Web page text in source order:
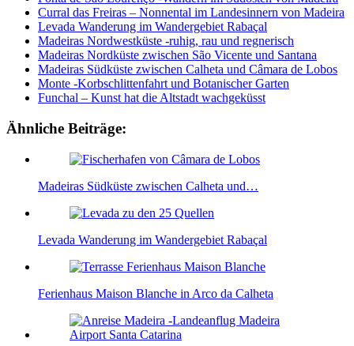
Curral das Freiras – Nonnental im Landesinnern von Madeira
Levada Wanderung im Wandergebiet Rabaçal
Madeiras Nordwestküste -ruhig, rau und regnerisch
Madeiras Nordküste zwischen São Vicente und Santana
Madeiras Südküste zwischen Calheta und Câmara de Lobos
Monte -Korbschlittenfahrt und Botanischer Garten
Funchal – Kunst hat die Altstadt wachgeküsst
Ähnliche Beiträge:
Madeiras Südküste zwischen Calheta und…
Levada Wanderung im Wandergebiet Rabaçal
Ferienhaus Maison Blanche in Arco da Calheta